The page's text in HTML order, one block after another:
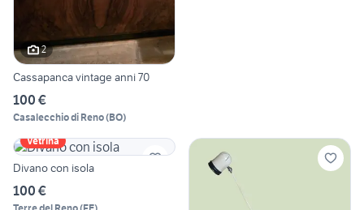
2
Cassapanca vintage anni 70
100 €
Casalecchio di Reno(BO)
Vetrina
Divano con isola
100 €